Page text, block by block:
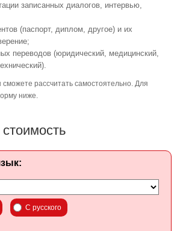
записанных диалогов, интервью,
(паспорт, диплом, другое) и их
переводов (юридический, медицинский,
рассчитать самостоятельно. Для
ниже.
С русского